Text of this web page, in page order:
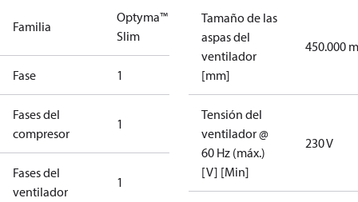
Familia
Optyma™
Slim
Fase 1
Fases del
compresor
1
Fases del
ventilador
1
Tamaño de las
aspas del
ventilador
[mm]
450.000
Tensión del
ventilador @
60 Hz (máx.)
[V] [Min]
230 V